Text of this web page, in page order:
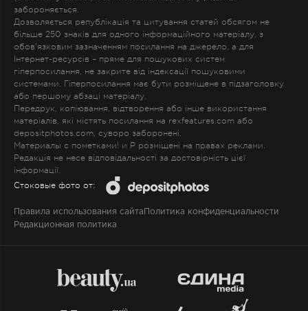
забороняється.
Дозволяється републікація та цитування статей обсягом не
більше 250 знаків для одного інформаційного матеріалу, з
обов'язковим зазначенням посилання на джерело, а для
Інтернет-ресурсів – пряме для пошукових систем
гіперпосилання, не закрите від індексації пошуковими
системами. Гіперпосилання має бути розміщене в підзаголовку
або першому абзаці матеріалу.
Передрук, копіювання, відтворення або інше використання
матеріалів, які містять посилання на rexfeatures.com або
depositphotos.com, суворо заборонені.
Материалы с пометками! и P розміщені на правах реклами.
Редакція не несе відповідальності за достовірність цієї
інформації.
Стоковые фото от:
Правила использования сайта Политика конфиденциальности
Редакционная политика